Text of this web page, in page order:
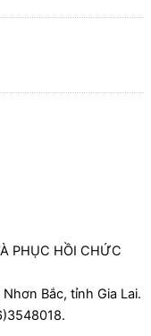
PHỤC HỒI CHỨC
Bắc, tỉnh Gia Lai.